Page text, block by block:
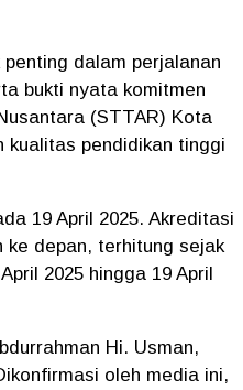
dalam perjalanan
bukti nyata komitmen
(STTAR) Kota
kualitas pendidikan tinggi
19 April 2025. Akreditasi
ke depan, terhitung sejak
2025 hingga 19 April
Hi. Usman,
oleh media ini,